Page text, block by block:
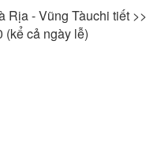
Rịa - Vũng Tàuchi tiết >>
(kể cả ngày lễ)